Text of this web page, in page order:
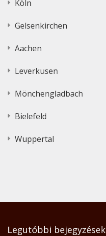
Köln
Gelsenkirchen
Aachen
Leverkusen
Mönchengladbach
Bielefeld
Wuppertal
Legutóbbi bejegyzések